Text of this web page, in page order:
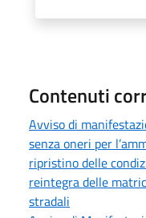
Contenuti
Avviso di
senza oneri per
ripristino delle
reintegra delle
stradali